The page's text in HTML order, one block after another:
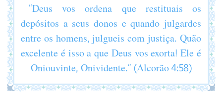
“Deus vos ordena que restituais os
depósitos a seus donos e quando julgardes
entre os homens, julgueis com justiça. Quão
excelente é isso a que Deus vos exorta! Ele é
Oniouvinte, Onividente.” (Alcorão 4:58)